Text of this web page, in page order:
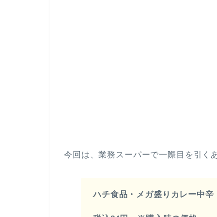
今回は、業務スーパーで一際目を引く
ハチ食品・メガ盛りカレー中辛